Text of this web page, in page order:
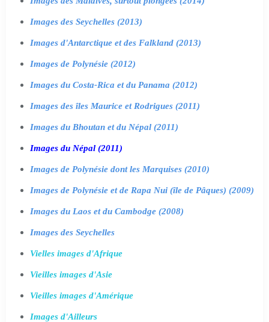
Images des Seychelles (2013)
Images d'Antarctique et des Falkland (2013)
Images de Polynésie (2012)
Images du Costa-Rica et du Panama (2012)
Images des îles Maurice et Rodrigues (2011)
Images du Bhoutan et du Népal (2011)
Images du Népal (2011)
Images de Polynésie dont les Marquises (2010)
Images de Polynésie et de Rapa Nui (île de Pâques) (2009)
Images du Laos et du Cambodge (2008)
Images des Seychelles
Vielles images d'Afrique
Vieilles images d'Asie
Vieilles images d'Amérique
Images d'Ailleurs